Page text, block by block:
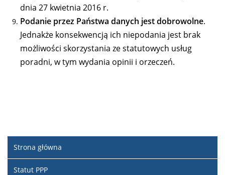
dnia 27 kwietnia 2016 r.
Podanie przez Państwa danych jest dobrowolne.
Jednakże konsekwencją ich niepodania jest brak
możliwości skorzystania ze statutowych usług
poradni, w tym wydania opinii i orzeczeń.
Strona główna
Statut PPP